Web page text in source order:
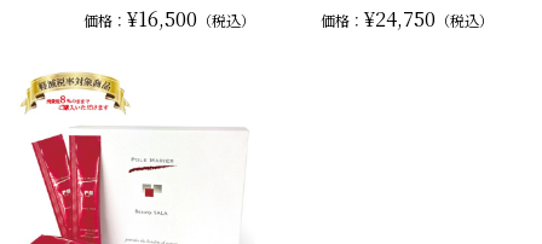
価格：¥16,500 （税込） 価格： ¥24,750 （税込）